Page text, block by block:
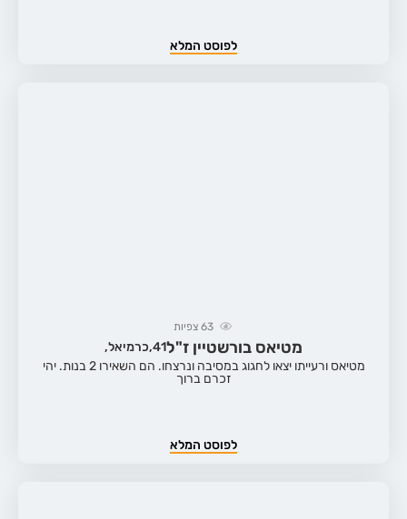
לפוסט המלא
63צפיות
מטיאס בורשטיין ז"ל41, כרמיאל,
מטיאס ורעייתו יצאו לחגוג במסיבה ונרצחו. הם השאירו 2 בנות. יהי
זכרם ברוך
לפוסט המלא